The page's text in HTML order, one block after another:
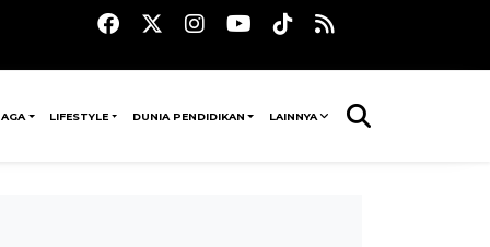
LIFESTYLE DUNIA PENDIDIKAN LAINNYA